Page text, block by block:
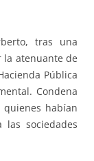
tras una
atenuante de
Pública
Condena
quienes habían
sociedades